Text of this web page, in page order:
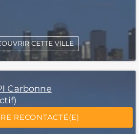
“Excellent”, 165 avis
RECONTACTÉ(E)
CETTE VILLE
Carbonne